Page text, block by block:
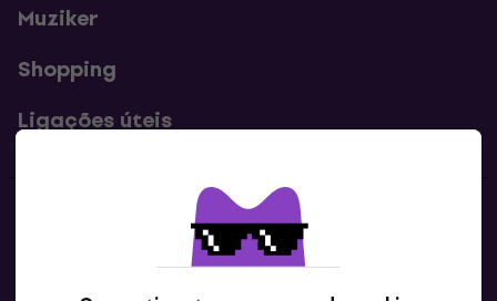
Muziker
Shopping
Ligações úteis
Contatos
Contacta-nos